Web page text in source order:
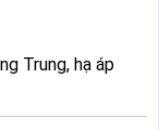
Trung, hạ áp